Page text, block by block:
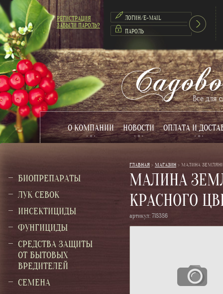
О КОМПАНИИ НОВОСТИ ОПЛАТА И
РЕГИСТРАЦИЯ
ЗАБЫЛИ ПАРОЛЬ?
БИОПРЕПАРАТЫ
ЛУК СЕВОК
ИНСЕКТИЦИДЫ
ФУНГИЦИДЫ
СРЕДСТВА ЗАЩИТЫ
ОТ БЫТОВЫХ
ВРЕДИТЕЛЕЙ
СЕМЕНА
ГЛАВНАЯ > МАГАЗИН > МАЛИНА
МАЛИНА
КРАСНОГО
артикул: 718386